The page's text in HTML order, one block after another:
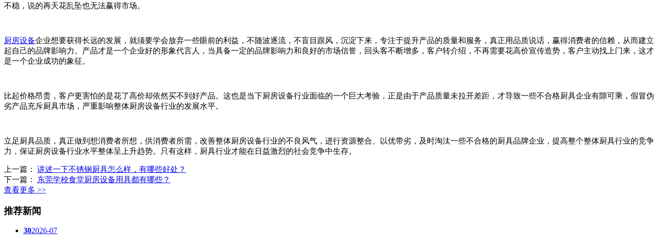
不稳，说的再天花乱坠也无法赢得市场。
厨房设备企业想要获得长远的发展，就须要学会放弃一些眼前的利益，不随波逐流，不盲目跟风，沉淀下来，专注于提升产品的质量和服务，真正用品质说话，赢得消费者的信赖，从而建立
起自己的品牌影响力。产品才是一个企业好的形象代言人，当具备一定的品牌影响力和良好的市场信誉，回头客不断增多，客户转介绍，不再需要花高价宣传造势，客户主动找上门来，这才
是一个企业成功的象征。
比起价格昂贵，客户更害怕的是花了高价却依然买不到好产品。这也是当下厨房设备行业面临的一个巨大考验，正是由于产品质量未拉开差距，才导致一些不合格厨具企业有隙可乘，假冒伪
劣产品充斥厨具市场，严重影响整体厨房设备行业的发展水平。
立足厨具品质，真正做到想消费者所想，供消费者所需，改善整体厨房设备行业的不良风气，进行资源整合、以优带劣，及时淘汰一些不合格的厨具品牌企业，提高整个整体厨具行业的竞争
力，保证厨房设备行业水平整体呈上升趋势。只有这样，厨具行业才能在日益激烈的社会竞争中生存。
上一篇： 讲述一下不锈钢厨具怎么样，有哪些好处？
下一篇： 东莞学校食堂厨房设备用具都有哪些？
查看更多 >>
推荐新闻
302026-07